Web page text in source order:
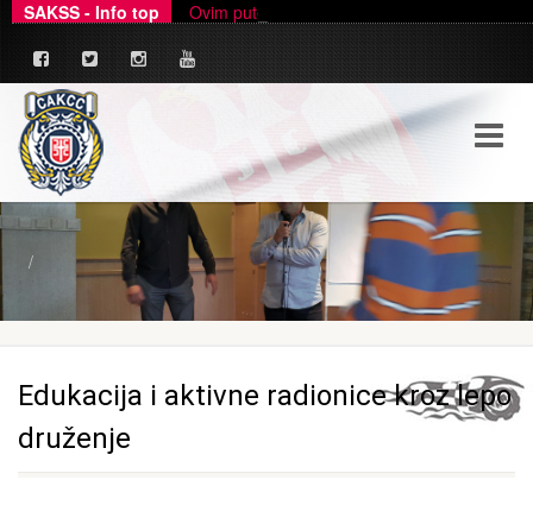
SAKSS - Info top Ovim putem dajemo zvanično pojašnjenje u
Edukacija i aktivne radionice kroz lepo
druženje